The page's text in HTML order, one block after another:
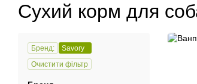
Сухий корм для
Бренд:
Savory
Очистити фільтр